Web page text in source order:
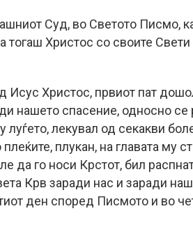
Суд, во Светото Писмо,
тогаш Христос со своите
Исус Христос, првиот пат
нашето спасение, односно се
луѓето, лекувал од секакви
плеќите, плукан, на главата му
да го носи Крстот, бил распнат
Крв заради нас и заради
ден според Писмото и во